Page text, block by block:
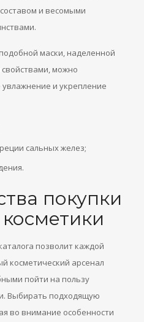
и весомыми
маски, наделенной
можно
и укрепление
сальных желез;
покупки
позволит каждой
косметический арсенал
пойти на пользу
Выбирать подходящую
во внимание особенности